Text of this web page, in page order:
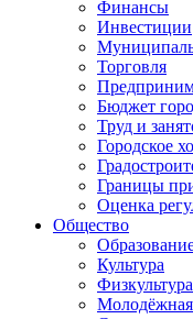
Финансы
Инвестиции
Торговля
Бюджет
Труд и
Городское
Границы
Оценка
Общество
Культура